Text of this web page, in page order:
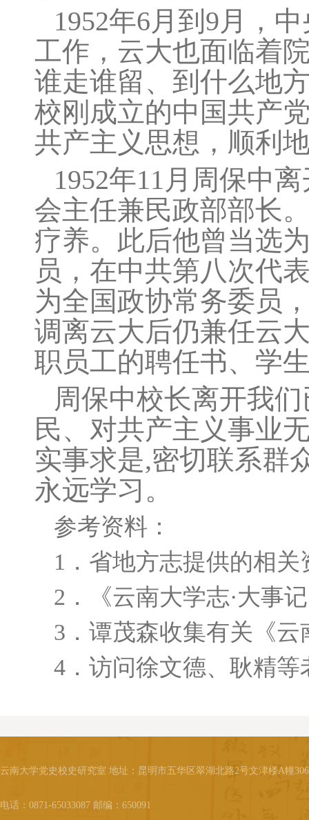
1952年6月到9月，
工作，云大也面临着
谁走谁留、到什么地
校刚成立的中国共产
共产主义思想，顺利
1952年11月周保中
会主任兼民政部部长
疗养。此后他曾当选
员，在中共第八次代
为全国政协常务委员
调离云大后仍兼任云
职员工的聘任书、学
周保中校长离开我
民、对共产主义事业
实事求是,密切联系群
永远学习。
参考资料：
1．省地方志提供的相关
2．《云南大学志·大事
3．谭茂森收集有关《云
4．访问徐文德、耿精等
云南大学党史校史研究室 地址：昆明市五华区翠湖北路2号文津楼A幢
电话：0871-65033087 邮编：650091